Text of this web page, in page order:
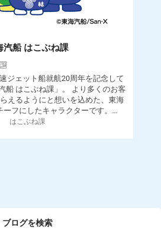
汽船 はこぶね課
ジェット船就航20周年を記念して
船 はこぶね課」。 より多くのお客
えるようにと想いを込めた、東海
ーフにしたキャラクターです。...
はこぶね課
ブログを検索